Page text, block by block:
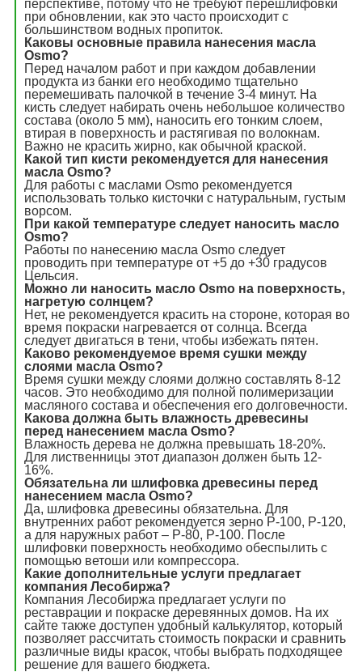
перспективе, потому что не требуют перешлифовки
при обновлении, как это часто происходит с
большинством водных пропиток.
Каковы основные правила нанесения масла
Osmo?
Перед началом работ и при каждом добавлении
продукта из банки его необходимо тщательно
перемешивать палочкой в течение 3-4 минут. На
кисть следует набирать очень небольшое количество
состава (около 5 мм), наносить его тонким слоем,
втирая в поверхность и растягивая по волокнам.
Важно не красить жирно, как обычной краской.
Какой тип кисти рекомендуется для нанесения
масла Osmo?
Для работы с маслами Osmo рекомендуется
использовать только кисточки с натуральным, густым
ворсом.
При какой температуре следует наносить масло
Osmo?
Работы по нанесению масла Osmo следует
проводить при температуре от +5 до +30 градусов
Цельсия.
Можно ли наносить масло Osmo на поверхность,
нагретую солнцем?
Нет, не рекомендуется красить на стороне, которая во
время покраски нагревается от солнца. Всегда
следует двигаться в тени, чтобы избежать пятен.
Каково рекомендуемое время сушки между
слоями масла Osmo?
Время сушки между слоями должно составлять 8-12
часов. Это необходимо для полной полимеризации
масляного состава и обеспечения его долговечности.
Какова должна быть влажность древесины
перед нанесением масла Osmo?
Влажность дерева не должна превышать 18-20%.
Для лиственницы этот диапазон должен быть 12-
16%.
Обязательна ли шлифовка древесины перед
нанесением масла Osmo?
Да, шлифовка древесины обязательна. Для
внутренних работ рекомендуется зерно P-100, P-120,
а для наружных работ – P-80, P-100. После
шлифовки поверхность необходимо обеспылить с
помощью ветоши или компрессора.
Какие дополнительные услуги предлагает
компания Лесобиржа?
Компания Лесобиржа предлагает услуги по
реставрации и покраске деревянных домов. На их
сайте также доступен удобный калькулятор, который
позволяет рассчитать стоимость покраски и сравнить
различные виды красок, чтобы выбрать подходящее
решение для вашего бюджета.